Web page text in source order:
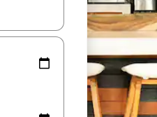
aşağı oklarıyla gezinin veya